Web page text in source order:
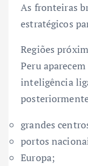
As fronteiras
estratégicos
Regiões
Peru
inteligência
grandes
portos
Europa;